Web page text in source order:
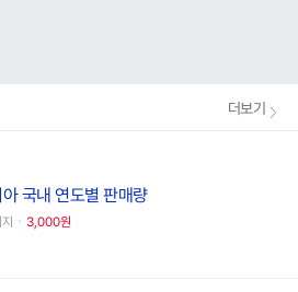
더보기
국내 연도별 판매량
ㆍ 3,000원